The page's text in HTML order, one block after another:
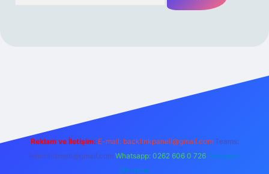
Reklam ve İletişim: E-mail: backlinkpaneli@gmail.com Teams:
forumhizmeti@gmail.com Whatsapp: 0262 606 0 726 Telegram:
@karabul